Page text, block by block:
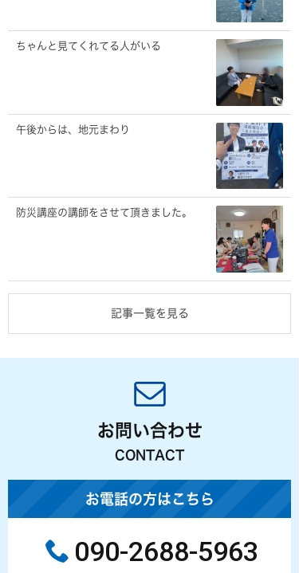
ちゃんと見てくれてる人がいる
午後からは、地元まわり
防災講座の講師をさせて頂きました。
記事一覧を見る
お問い合わせ
CONTACT
お電話の方はこちら
090-2688-5963